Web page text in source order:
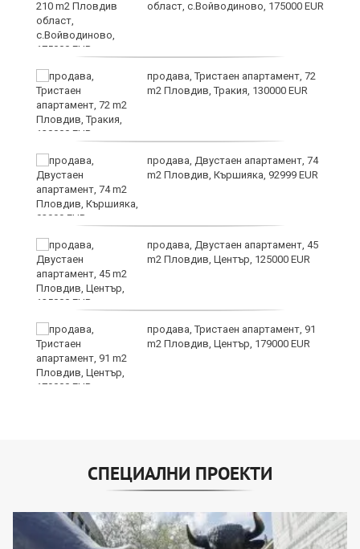
област, с.Войводиново, 175000 EUR
продава, Тристаен апартамент, 72
m2 Пловдив, Тракия, 130000 EUR
продава, Двустаен апартамент, 74
m2 Пловдив, Кършияка, 92999 EUR
продава, Двустаен апартамент, 45
m2 Пловдив, Център, 125000 EUR
продава, Тристаен апартамент, 91
m2 Пловдив, Център, 179000 EUR
СПЕЦИАЛНИ ПРОЕКТИ